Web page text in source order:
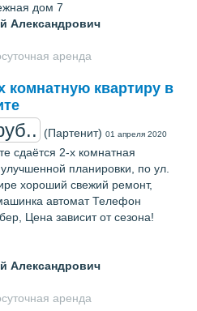
дом 7
Александрович
аренда
комнатную квартиру в
(Партенит) 01 апреля 2020
сдаётся 2-х комнатная
улучшенной планировки, по ул.
хорoший свежий ремонт,
автомат Телефон
Цена зависит от сезона!
Александрович
аренда